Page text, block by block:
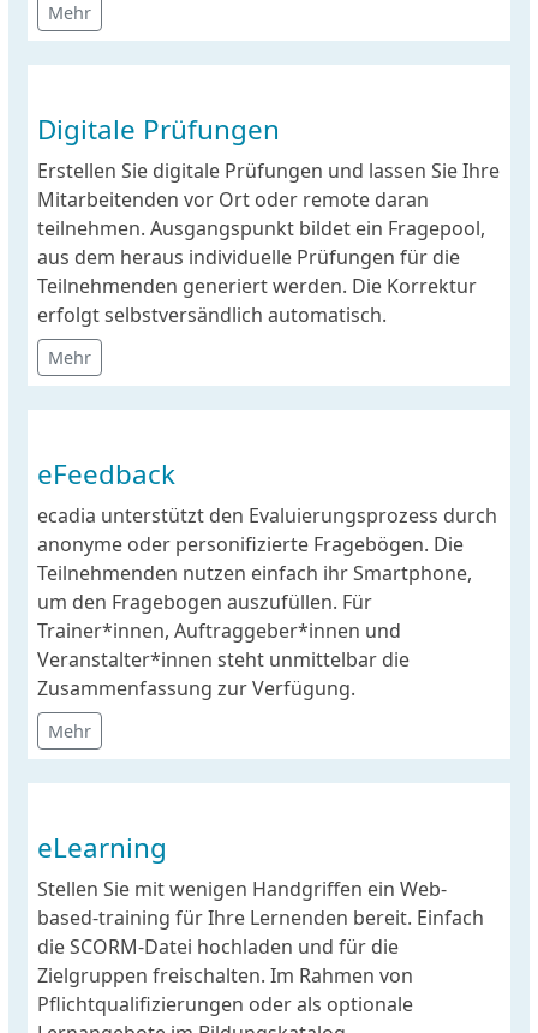
Mehr
Digitale Prüfungen
Erstellen Sie digitale Prüfungen und lassen Sie Ihre
Mitarbeitenden vor Ort oder remote daran
teilnehmen. Ausgangspunkt bildet ein Fragepool,
aus dem heraus individuelle Prüfungen für die
Teilnehmenden generiert werden. Die Korrektur
erfolgt selbstversändlich automatisch.
Mehr
eFeedback
ecadia unterstützt den Evaluierungsprozess durch
anonyme oder personifizierte Fragebögen. Die
Teilnehmenden nutzen einfach ihr Smartphone,
um den Fragebogen auszufüllen. Für
Trainer*innen, Auftraggeber*innen und
Veranstalter*innen steht unmittelbar die
Zusammenfassung zur Verfügung.
Mehr
eLearning
Stellen Sie mit wenigen Handgriffen ein Web-
based-training für Ihre Lernenden bereit. Einfach
die SCORM-Datei hochladen und für die
Zielgruppen freischalten. Im Rahmen von
Pflichtqualifizierungen oder als optionale